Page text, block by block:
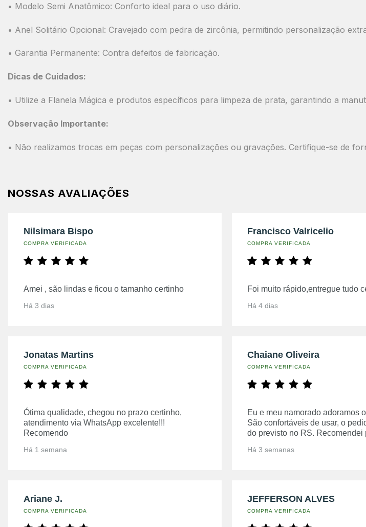
• Modelo Semi Anatômico: Conforto ideal para o uso diário.
• Anel Solitário Opcional: Cravejado com pedra de zircônia, permitindo personalização
• Garantia Permanente: Contra defeitos de fabricação.
Dicas de Cuidados:
• Utilize a Flanela Mágica e produtos específicos para limpeza de prata, garantindo a
Observação Importante:
• Não realizamos trocas em peças com personalizações ou gravações. Certifique-se de
NOSSAS AVALIAÇÕES
Nilsimara Bispo
COMPRA VERIFICADA
Amei , são lindas e ficou o tamanho certinho
Há 3 dias
Jonatas Martins
COMPRA VERIFICADA
Ótima qualidade, chegou no prazo certinho,
atendimento via WhatsApp excelente!!!
Recomendo
Há 1 semana
Ariane J.
COMPRA VERIFICADA
Francisco Valricelio
COMPRA VERIFICADA
Foi muito rápido,entregue tudo
Há 4 dias
Chaiane Oliveira
COMPRA VERIFICADA
Eu e meu namorado adoramos
São confortáveis de usar, o
do previsto no RS. Recomendei
Há 3 semanas
JEFFERSON ALVES
COMPRA VERIFICADA